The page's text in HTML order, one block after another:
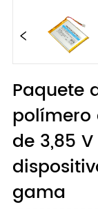
Paquete
de 3,85
gama